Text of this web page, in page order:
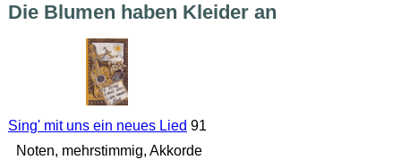
Die Blumen haben Kleider an
Sing' mit uns ein neues Lied 91
Noten, mehrstimmig, Akkorde